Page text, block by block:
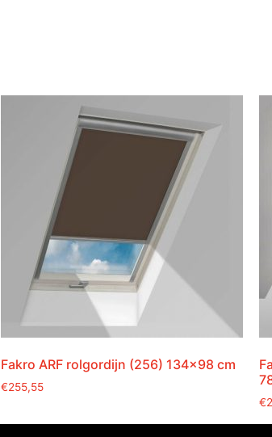
Fakro ARF rolgordijn (256) 134×98 cm
€255,55
€